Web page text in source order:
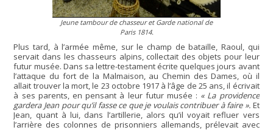
Jeune tambour de chasseur et Garde national de
Paris 1814.
Plus tard, à l’armée même, sur le champ de bataille, Raoul, qui
servait dans les chasseurs alpins, collectait des objets pour leur
futur musée. Dans sa lettre-testament écrite quelques jours avant
l’attaque du fort de la Malmaison, au Chemin des Dames, où il
allait trouver la mort, le 23 octobre 1917 à l’âge de 25 ans, il écrivait
à ses parents, en pensant à leur futur musée : « La providence
gardera Jean pour qu’il fasse ce que je voulais contribuer à faire ». Et
Jean, quant à lui, dans l’artillerie, alors qu’il voyait refluer vers
l’arrière des colonnes de prisonniers allemands, prélevait avec